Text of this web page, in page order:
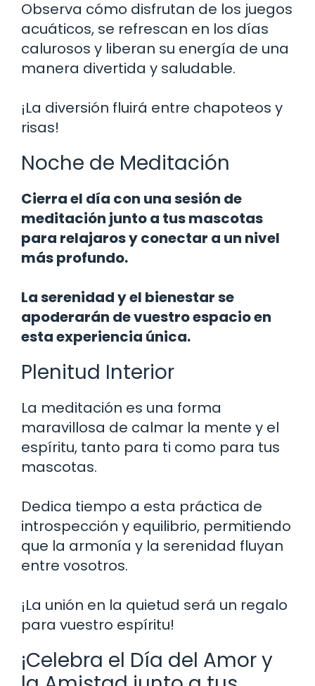
Observa cómo disfrutan de los juegos
acuáticos, se refrescan en los días
calurosos y liberan su energía de una
manera divertida y saludable.
¡La diversión fluirá entre chapoteos y
risas!
Noche de Meditación
Cierra el día con una sesión de
meditación junto a tus mascotas
para relajaros y conectar a un nivel
más profundo.
La serenidad y el bienestar se
apoderarán de vuestro espacio en
esta experiencia única.
Plenitud Interior
La meditación es una forma
maravillosa de calmar la mente y el
espíritu, tanto para ti como para tus
mascotas.
Dedica tiempo a esta práctica de
introspección y equilibrio, permitiendo
que la armonía y la serenidad fluyan
entre vosotros.
¡La unión en la quietud será un regalo
para vuestro espíritu!
¡Celebra el Día del Amor y